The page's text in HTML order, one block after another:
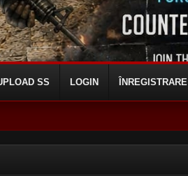
SS LOGIN ÎNREGISTRARE